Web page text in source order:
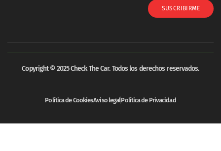
SUSCRIBIRME
Copyright © 2025 Check The Car. Todos los derechos reservados.
Política de CookiesAviso legalPolítica de Privacidad